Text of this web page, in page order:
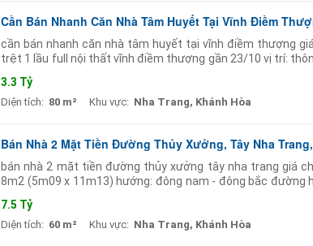
Cần Bán Nhanh Căn Nhà Tâm Huyết Tại Vĩnh Điềm
cần bán nhanh căn nhà tâm huyết tại vĩnh điềm thượng
trệt 1 lầu full nội thất vĩnh điềm thượng gần 23/10 vị trí:
3.3 Tỷ
Diện tích: 80 m² Khu vực: Nha Trang, Khánh Hòa
Bán Nhà 2 Mặt Tiền Đường Thủy Xưởng, Tây Nha
bán nhà 2 mặt tiền đường thủy xưởng tây nha trang giá
8m2 (5m09 x 11m13) hướng: đông nam - đông bắc đường
7.5 Tỷ
Diện tích: 60 m² Khu vực: Nha Trang, Khánh Hòa